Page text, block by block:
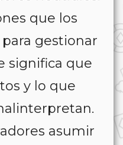
que los
gestionar
significa que
y lo que
asumir